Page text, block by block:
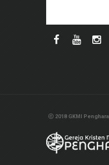
ⓒ 2018 GKMI